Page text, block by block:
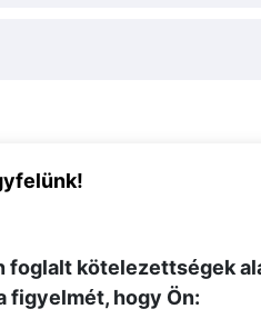
foglalt kötelezettségek
figyelmét, hogy Ön: